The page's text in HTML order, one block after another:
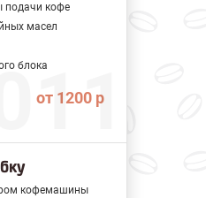
подачи кофе
масел
блока
от 1200 р
кофемашины